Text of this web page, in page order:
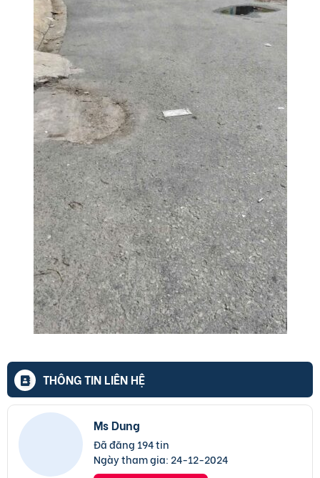
THÔNG TIN LIÊN HỆ
Ms Dung
Đã đăng 194 tin
Ngày tham gia: 24-12-2024